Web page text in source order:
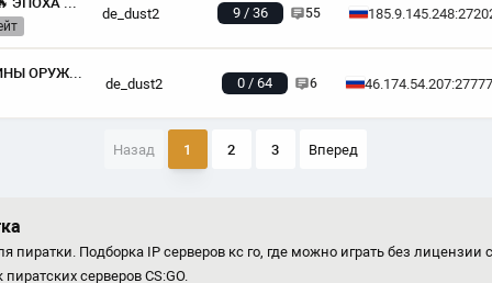
de_dust2 9 / 36 55
ДЕТИ 90-X #1 [PUBLIC] |СКИНЫ ОРУЖИЯ|
de_dust2 0 / 64 6 46.174.54.207:27777
Назад 1 2 3 Вперед
пиратки. Подборка IP серверов кс го, где можно играть без лицензии
серверов CS:GO.